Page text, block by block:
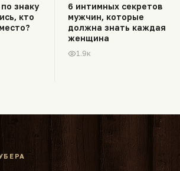
знаку
кто
6 интимных секретов
мужчин, которые
должна знать каждая
женщина
1.9к